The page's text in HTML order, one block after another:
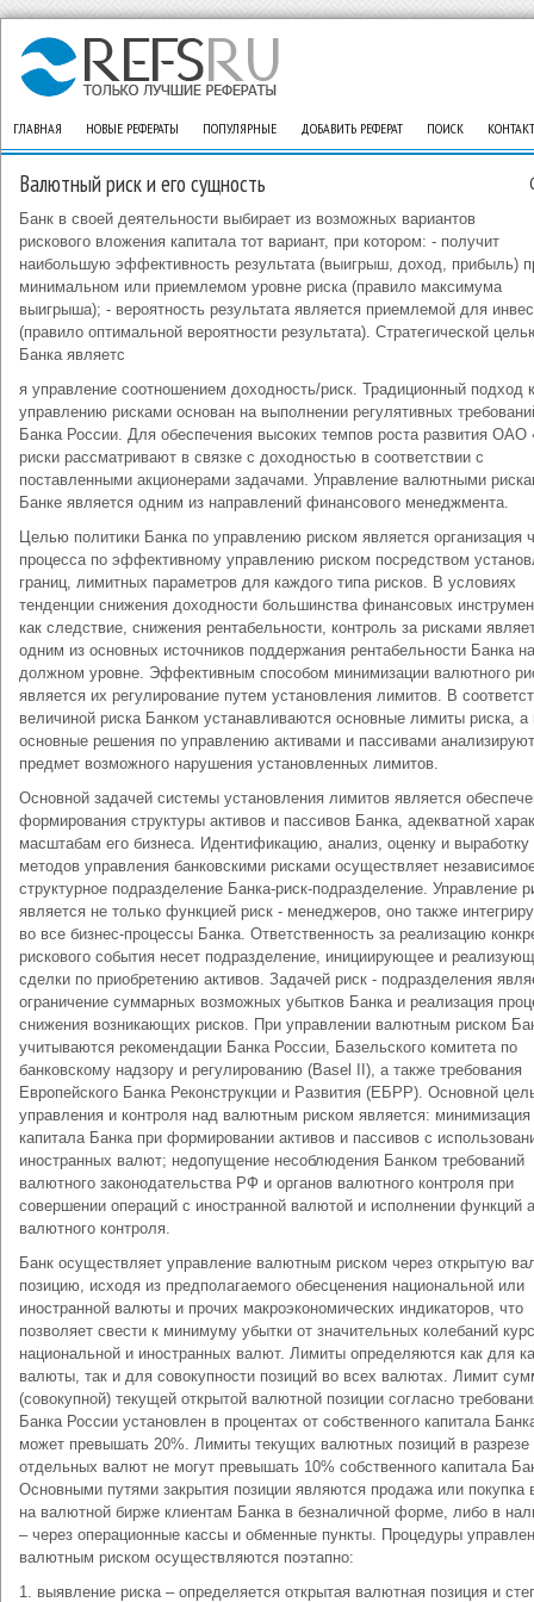
ГЛАВНАЯ НОВЫЕ РЕФЕРАТЫ ПОПУЛЯРНЫЕ ДОБАВИТЬ РЕФЕРАТ ПОИСК
Валютный риск и его сущность
Банк в своей деятельности выбирает из возможных вариантов
рискового вложения капитала тот вариант, при котором: - получит
наибольшую эффективность результата (выигрыш, доход, прибыль)
минимальном или приемлемом уровне риска (правило максимума
выигрыша); - вероятность результата является приемлемой для
(правило оптимальной вероятности результата). Стратегической
Банка являетс
я управление соотношением доходность/риск. Традиционный подход к
управлению рисками основан на выполнении регулятивных
Банка России. Для обеспечения высоких темпов роста развития ОАО
риски рассматривают в связке с доходностью в соответствии с
поставленными акционерами задачами. Управление валютными
Банке является одним из направлений финансового менеджмента.
Целью политики Банка по управлению риском является организация
процесса по эффективному управлению риском посредством
границ, лимитных параметров для каждого типа рисков. В условиях
тенденции снижения доходности большинства финансовых
как следствие, снижения рентабельности, контроль за рисками
одним из основных источников поддержания рентабельности Банка на
должном уровне. Эффективным способом минимизации валютного
является их регулирование путем установления лимитов. В
величиной риска Банком устанавливаются основные лимиты риска, а
основные решения по управлению активами и пассивами
предмет возможного нарушения установленных лимитов.
Основной задачей системы установления лимитов является
формирования структуры активов и пассивов Банка, адекватной
масштабам его бизнеса. Идентификацию, анализ, оценку и выработку
методов управления банковскими рисками осуществляет
структурное подразделение Банка-риск-подразделение. Управление
является не только функцией риск - менеджеров, оно также
во все бизнес-процессы Банка. Ответственность за реализацию
рискового события несет подразделение, инициирующее и
сделки по приобретению активов. Задачей риск - подразделения
ограничение суммарных возможных убытков Банка и реализация
снижения возникающих рисков. При управлении валютным риском
учитываются рекомендации Банка России, Базельского комитета по
банковскому надзору и регулированию (Basel II), а также требования
Европейского Банка Реконструкции и Развития (ЕБРР). Основной
управления и контроля над валютным риском является: минимизация
капитала Банка при формировании активов и пассивов с
иностранных валют; недопущение несоблюдения Банком требований
валютного законодательства РФ и органов валютного контроля при
совершении операций с иностранной валютой и исполнении функций
валютного контроля.
Банк осуществляет управление валютным риском через открытую
позицию, исходя из предполагаемого обесценения национальной или
иностранной валюты и прочих макроэкономических индикаторов, что
позволяет свести к минимуму убытки от значительных колебаний
национальной и иностранных валют. Лимиты определяются как для
валюты, так и для совокупности позиций во всех валютах. Лимит
(совокупной) текущей открытой валютной позиции согласно
Банка России установлен в процентах от собственного капитала
может превышать 20%. Лимиты текущих валютных позиций в разрезе
отдельных валют не могут превышать 10% собственного капитала
Основными путями закрытия позиции являются продажа или покупка
на валютной бирже клиентам Банка в безналичной форме, либо в
– через операционные кассы и обменные пункты. Процедуры
валютным риском осуществляются поэтапно:
1. выявление риска – определяется открытая валютная позиция и